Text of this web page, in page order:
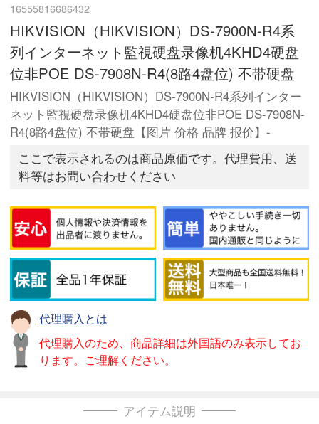
16555816686432
HIKVISION（HIKVISION）DS-7900N-R4系
列インターネット監視硬盘录像机4KHD4硬盘
位非POE DS-7908N-R4(8路4盘位) 不带硬盘
HIKVISION（HIKVISION）DS-7900N-R4系列インター
ネット監視硬盘录像机4KHD4硬盘位非POE DS-7908N-
R4(8路4盘位) 不带硬盘【图片 价格 品牌 报价】-
ここで表示されるのは商品原価です。代理費用、送
料等はお問い合わせください
代理購入とは
代理購入のため、商品詳細は外国語のみ表示してお
ります。ご理解ください。
アイテム説明